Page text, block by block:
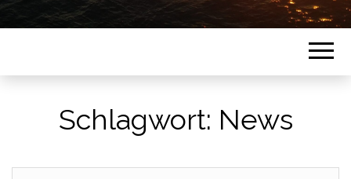
Schlagwort: News